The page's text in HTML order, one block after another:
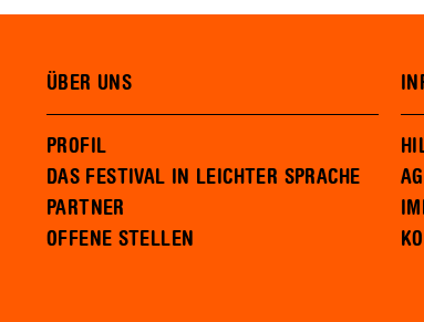
ÜBER UNS
PROFIL
DAS FESTIVAL IN LEICHTER SPRACHE
PARTNER
OFFENE STELLEN